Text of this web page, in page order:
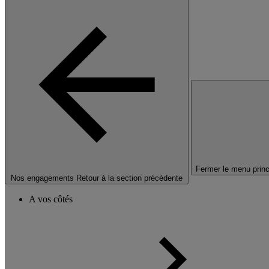
Nos engagements Retour à la section précédente
Fermer le menu
A vos côtés